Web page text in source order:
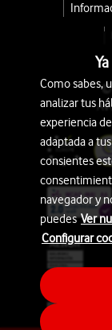
©
Como sabes,
analizar tus
experiencia
adaptada a
consientes
navegador y
puedesVer
Configurar